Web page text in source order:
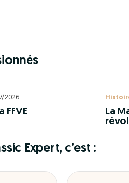
2026
FFVE
La
Expert, c’est :